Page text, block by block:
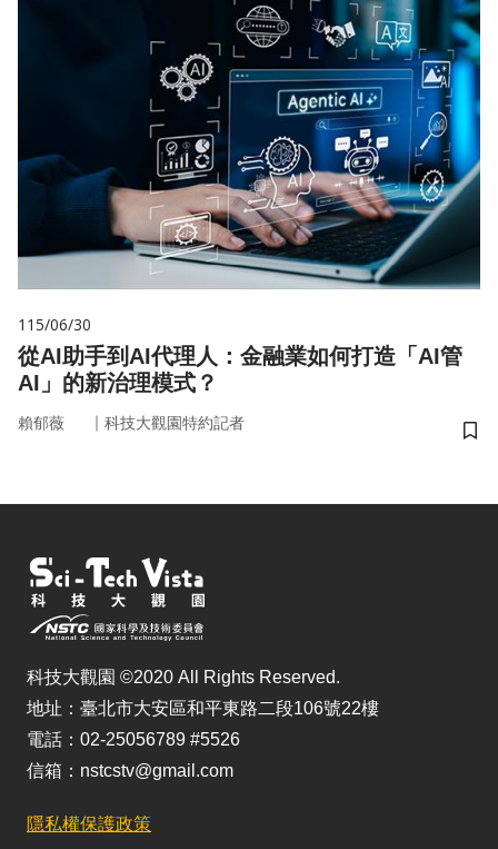
115/06/30
從AI助手到AI代理人：金融業如何打造「AI管
AI」的新治理模式？
賴郁薇 ｜ 科技大觀園特約記者
儲
科技大觀園 ©2020 All Rights Reserved.
地址：臺北市大安區和平東路二段106號22樓
電話：02-25056789 #5526
信箱：nstcstv@gmail.com
隱私權保護政策